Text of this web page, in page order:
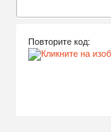
Повторите код: